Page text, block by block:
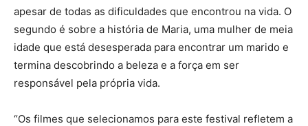
apesar de todas as dificuldades que encontrou na vida. O
segundo é sobre a história de Maria, uma mulher de meia
idade que está desesperada para encontrar um marido e
termina descobrindo a beleza e a força em ser
responsável pela própria vida.
“Os filmes que selecionamos para este festival refletem a